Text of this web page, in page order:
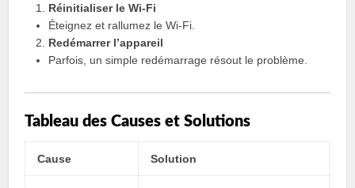
Réinitialiser le Wi-Fi
Éteignez et rallumez le Wi-Fi.
Redémarrer l’appareil
Parfois, un simple redémarrage résout le problème.
Tableau des Causes et Solutions
Cause Solution